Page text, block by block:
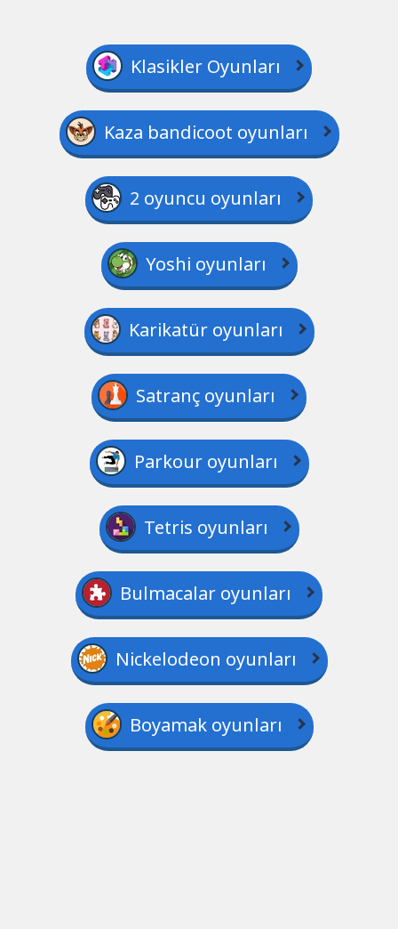
Klasikler Oyunları
Kaza bandicoot oyunları
2 oyuncu oyunları
Yoshi oyunları
Karikatür oyunları
Satranç oyunları
Parkour oyunları
Tetris oyunları
Bulmacalar oyunları
Nickelodeon oyunları
Boyamak oyunları